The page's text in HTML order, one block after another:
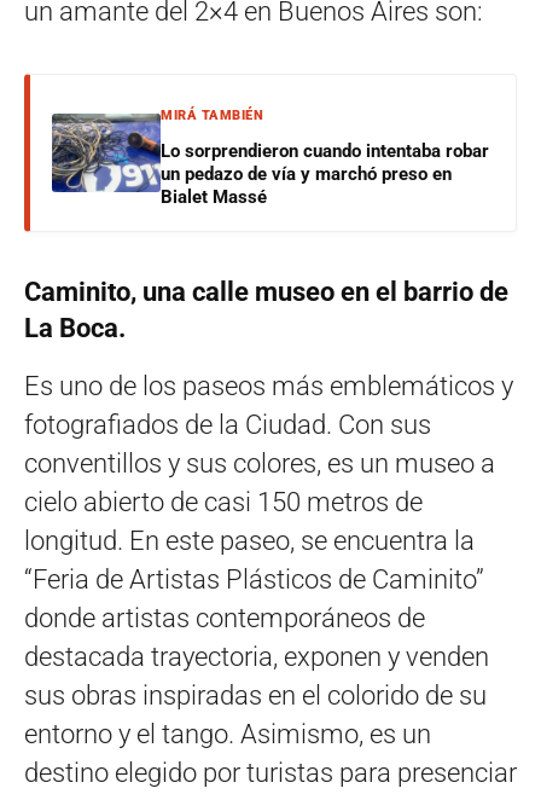
un amante del 2×4 en Buenos Aires son:
MIRÁ TAMBIÉN
Lo sorprendieron cuando intentaba robar
un pedazo de vía y marchó preso en
Bialet Massé
Caminito, una calle museo en el barrio de
La Boca.
Es uno de los paseos más emblemáticos y
fotografiados de la Ciudad. Con sus
conventillos y sus colores, es un museo a
cielo abierto de casi 150 metros de
longitud. En este paseo, se encuentra la
“Feria de Artistas Plásticos de Caminito”
donde artistas contemporáneos de
destacada trayectoria, exponen y venden
sus obras inspiradas en el colorido de su
entorno y el tango. Asimismo, es un
destino elegido por turistas para presenciar